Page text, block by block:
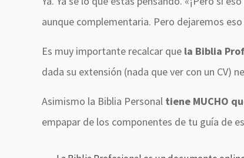
aunque complementaria. Pero dejaremos
Es muy importante recalcar que la Biblia
dada su extensión (nada que ver con un CV)
Asimismo la Biblia Personal tiene MUCHO
empapar de los componentes de tu guía de